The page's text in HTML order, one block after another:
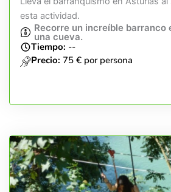
esta actividad.
Recorre un increíble barranco
una cueva.
Tiempo: --
Precio: 75 € por persona